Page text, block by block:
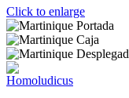
Click to enlarge